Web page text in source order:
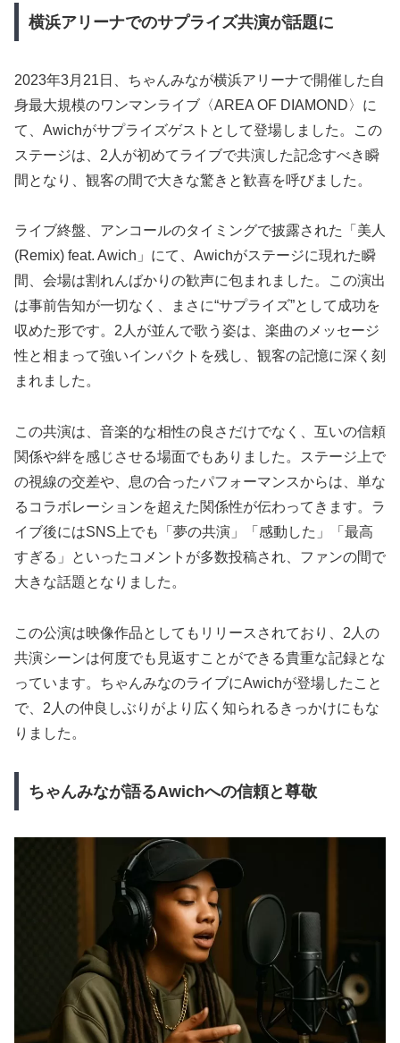
横浜アリーナでのサプライズ共演が話題に
2023年3月21日、ちゃんみなが横浜アリーナで開催した自
身最大規模のワンマンライブ〈AREA OF DIAMOND〉に
て、Awichがサプライズゲストとして登場しました。この
ステージは、2人が初めてライブで共演した記念すべき瞬
間となり、観客の間で大きな驚きと歓喜を呼びました。
ライブ終盤、アンコールのタイミングで披露された「美人
(Remix) feat. Awich」にて、Awichがステージに現れた瞬
間、会場は割れんばかりの歓声に包まれました。この演出
は事前告知が一切なく、まさに“サプライズ”として成功を
収めた形です。2人が並んで歌う姿は、楽曲のメッセージ
性と相まって強いインパクトを残し、観客の記憶に深く刻
まれました。
この共演は、音楽的な相性の良さだけでなく、互いの信頼
関係や絆を感じさせる場面でもありました。ステージ上で
の視線の交差や、息の合ったパフォーマンスからは、単な
るコラボレーションを超えた関係性が伝わってきます。ラ
イブ後にはSNS上でも「夢の共演」「感動した」「最高
すぎる」といったコメントが多数投稿され、ファンの間で
大きな話題となりました。
この公演は映像作品としてもリリースされており、2人の
共演シーンは何度でも見返すことができる貴重な記録とな
っています。ちゃんみなのライブにAwichが登場したこと
で、2人の仲良しぶりがより広く知られるきっかけにもな
りました。
ちゃんみなが語るAwichへの信頼と尊敬